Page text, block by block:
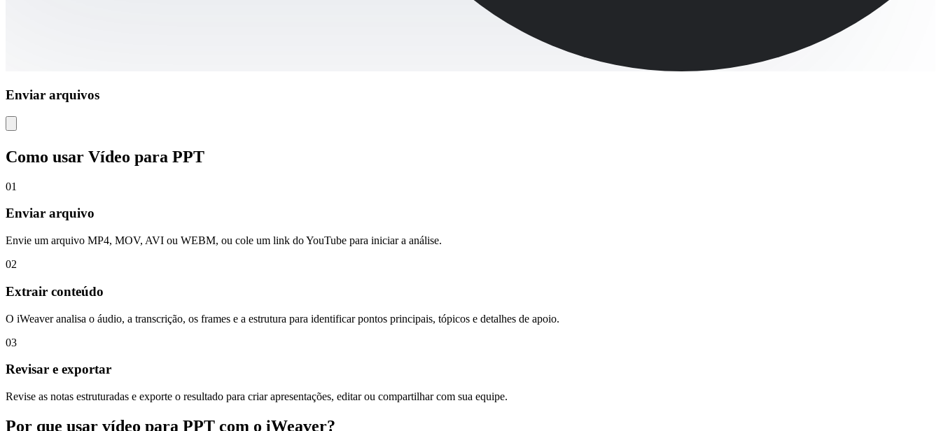
Enviar arquivos
Como usar Vídeo para PPT
01
Enviar arquivo
Envie um arquivo MP4, MOV, AVI ou WEBM, ou cole um link do YouTube para iniciar a análise.
02
Extrair conteúdo
O iWeaver analisa o áudio, a transcrição, os frames e a estrutura para identificar pontos principais, tópicos e detalhes de apoio.
03
Revisar e exportar
Revise as notas estruturadas e exporte o resultado para criar apresentações, editar ou compartilhar com sua equipe.
Por que usar vídeo para PPT com o iWeaver?